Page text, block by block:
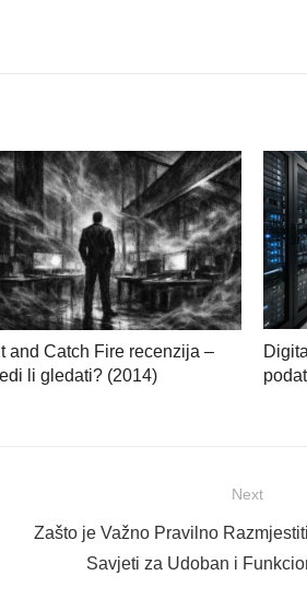
and Catch Fire recenzija –
li gledati? (2014)
Next
NextZašto je Važno Pravilno
Savjeti za Udoban i